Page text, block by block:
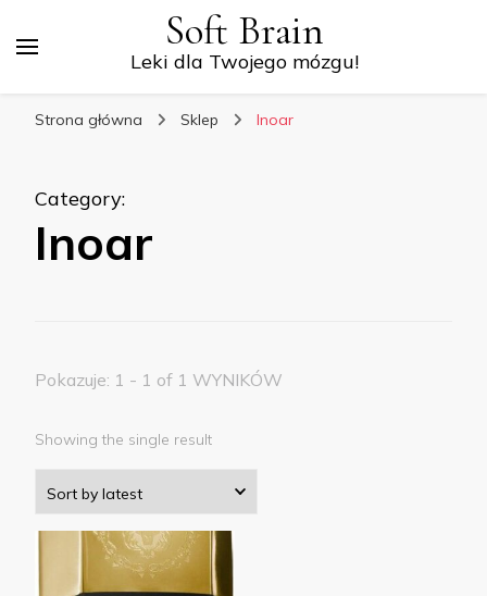
Soft Brain
Leki dla Twojego mózgu!
Strona główna Sklep Inoar
Category:
Inoar
Pokazuje: 1 - 1 of 1 WYNIKÓW
Showing the single result